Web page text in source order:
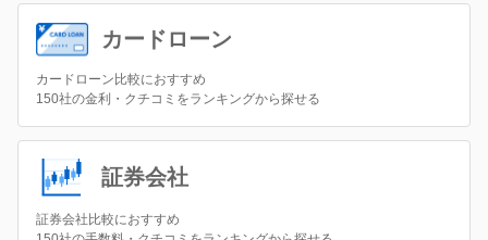
カードローン
カードローン比較におすすめ
150社の金利・クチコミをランキングから探せる
証券会社
証券会社比較におすすめ